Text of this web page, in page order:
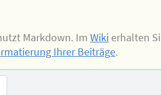
Markdown. ImWiki erhalten
Ihrer Beiträge.